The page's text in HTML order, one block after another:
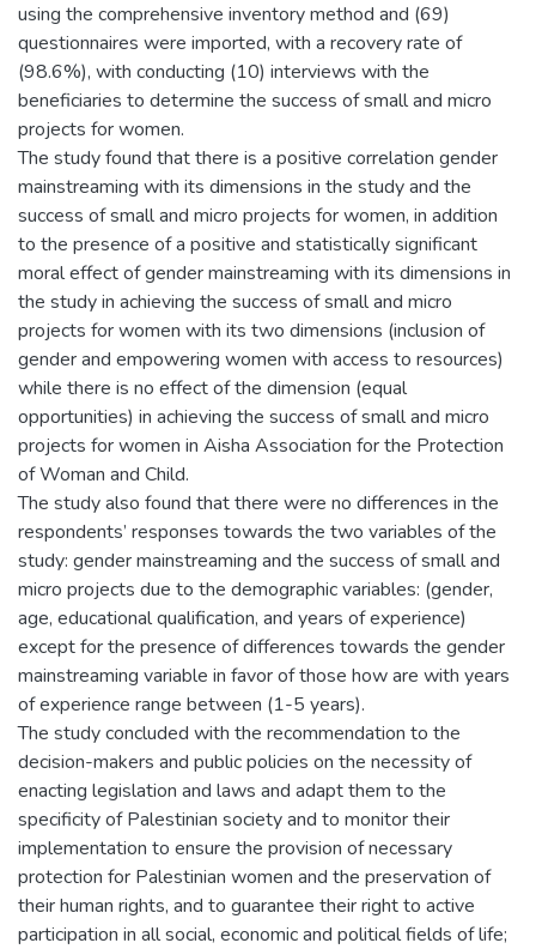
using the comprehensive inventory method and (69)
questionnaires were imported, with a recovery rate of
(98.6%), with conducting (10) interviews with the
beneficiaries to determine the success of small and micro
projects for women.
The study found that there is a positive correlation gender
mainstreaming with its dimensions in the study and the
success of small and micro projects for women, in addition
to the presence of a positive and statistically significant
moral effect of gender mainstreaming with its dimensions in
the study in achieving the success of small and micro
projects for women with its two dimensions (inclusion of
gender and empowering women with access to resources)
while there is no effect of the dimension (equal
opportunities) in achieving the success of small and micro
projects for women in Aisha Association for the Protection
of Woman and Child.
The study also found that there were no differences in the
respondents’ responses towards the two variables of the
study: gender mainstreaming and the success of small and
micro projects due to the demographic variables: (gender,
age, educational qualification, and years of experience)
except for the presence of differences towards the gender
mainstreaming variable in favor of those how are with years
of experience range between (1-5 years).
The study concluded with the recommendation to the
decision-makers and public policies on the necessity of
enacting legislation and laws and adapt them to the
specificity of Palestinian society and to monitor their
implementation to ensure the provision of necessary
protection for Palestinian women and the preservation of
their human rights, and to guarantee their right to active
participation in all social, economic and political fields of life;